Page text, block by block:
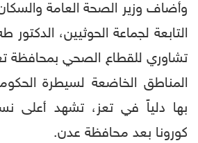
وأضاف وزير الصحة العامة
التابعة لجماعة الحوثيين،
تشاوري للقطاع الصحي بمحافظة
المناطق الخاضعة لسيطرة
بها دلياً في تعز، تشهد أعلى
كورونا بعد محافظة عدن.